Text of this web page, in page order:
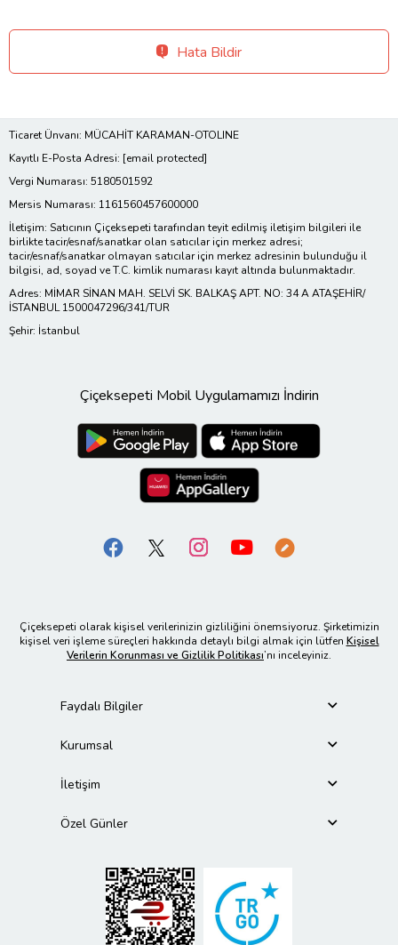
Hata Bildir
Ticaret Ünvanı: MÜCAHİT KARAMAN-OTOLINE
Kayıtlı E-Posta Adresi: [email protected]
Vergi Numarası: 5180501592
Mersis Numarası: 1161560457600000
İletişim: Satıcının Çiçeksepeti tarafından teyit edilmiş iletişim bilgileri ile
birlikte tacir/esnaf/sanatkar olan satıcılar için merkez adresi;
tacir/esnaf/sanatkar olmayan satıcılar için merkez adresinin bulunduğu il
bilgisi, ad, soyad ve T.C. kimlik numarası kayıt altında bulunmaktadır.
Adres: MİMAR SİNAN MAH. SELVİ SK. BALKAŞ APT. NO: 34 A ATAŞEHİR/
İSTANBUL 1500047296/341/TUR
Şehir: İstanbul
Çiçeksepeti Mobil Uygulamamızı İndirin
Çiçeksepeti olarak kişisel verilerinizin gizliliğini önemsiyoruz. Şirketimizin
kişisel veri işleme süreçleri hakkında detaylı bilgi almak için lütfen Kişisel
Verilerin Korunması ve Gizlilik Politikası’nı inceleyiniz.
Faydalı Bilgiler
Kurumsal
İletişim
Özel Günler